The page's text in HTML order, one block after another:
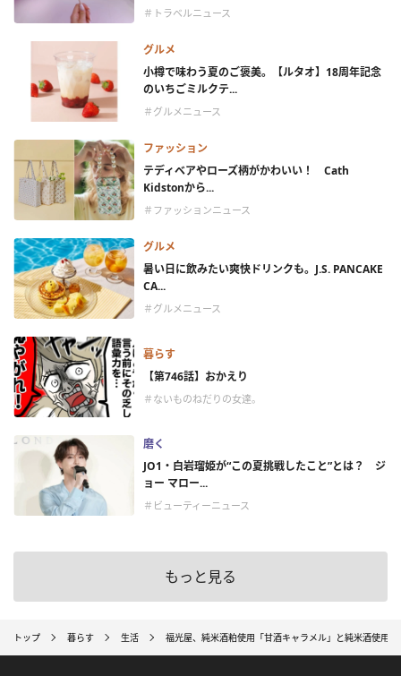
＃トラベルニュース
グルメ
小樽で味わう夏のご褒美。【ルタオ】18周年記念
のいちごミルクテ...
＃グルメニュース
ファッション
テディベアやローズ柄がかわいい！ Cath
Kidstonから...
＃ファッションニュース
グルメ
暑い日に飲みたい爽快ドリンクも。J.S. PANCAKE
CA...
＃グルメニュース
暮らす
【第746話】おかえり
＃ないものねだりの女達。
磨く
JO1・白岩瑠姫が“この夏挑戦したこと”とは？ ジ
ョー マロー...
＃ビューティーニュース
もっと見る
トップ 暮らす 生活 福光屋、純米酒粕使用「甘酒キャラメル」と純米酒使用